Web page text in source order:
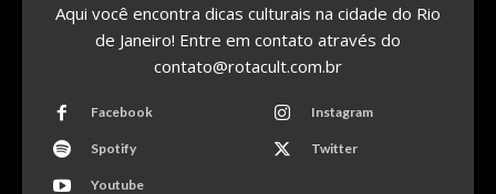
Aqui você encontra dicas culturais na cidade do Rio
de Janeiro! Entre em contato através do
contato@rotacult.com.br
Facebook Instagram
Spotify Twitter
Youtube